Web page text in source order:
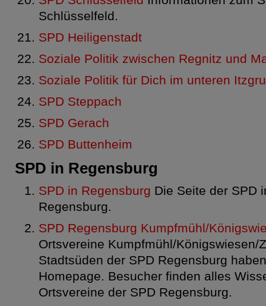
Schlüsselfeld.
SPD Heiligenstadt
Soziale Politik zwischen Regnitz und
Soziale Politik für Dich im unteren
SPD Steppach
SPD Gerach
SPD Buttenheim
SPD in Regensburg
SPD in Regensburg Die Seite der SPD
Regensburg.
SPD Regensburg Kumpfmühl/
Ortsvereine Kumpfmühl/Königswiesen/
Stadtsüden der SPD Regensburg
Homepage. Besucher finden alles
Ortsvereine der SPD Regensburg.